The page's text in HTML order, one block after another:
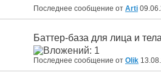
Последнее сообщение от Arti
Баттер-база для лица и тела
Последнее сообщение от Olik